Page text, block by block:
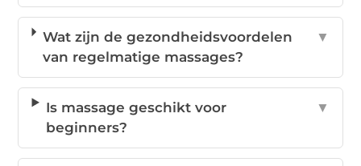
Wat zijn de gezondheidsvoordelen
van regelmatige massages?
▼
Is massage geschikt voor
beginners?
▼